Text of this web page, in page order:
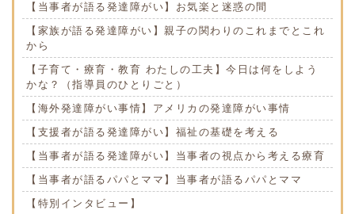
【当事者が語る発達障がい】お気楽と迷惑の間
【家族が語る発達障がい】親子の関わりのこれまでとこれ
から
【子育て・療育・教育 わたしの工夫】今日は何をしよう
かな？（指導員のひとりごと）
【海外発達障がい事情】アメリカの発達障がい事情
【支援者が語る発達障がい】福祉の基礎を考える
【当事者が語る発達障がい】当事者の視点から考える療育
【当事者が語るパパとママ】当事者が語るパパとママ
【特別インタビュー】